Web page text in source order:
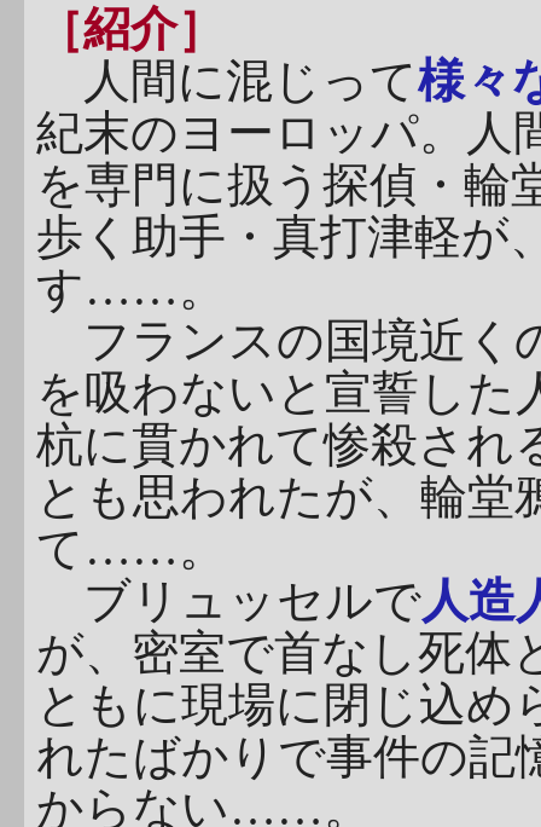
［紹介］
人間に混じって様々
紀末のヨーロッパ。人
を専門に扱う探偵・輪
歩く助手・真打津軽が
す……。
フランスの国境近く
を吸わないと宣誓した
杭に貫かれて惨殺され
とも思われたが、輪堂
て……。
ブリュッセルで人造
が、密室で首なし死体
ともに現場に閉じ込め
れたばかりで事件の記
からない……。